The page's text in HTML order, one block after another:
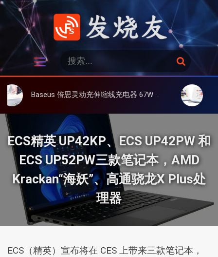
跳
发烧友
：
搜
索
Baseus 倍思灵动充伸缩线充电器 67W 3C，超耐用可伸缩线、氮化镓、3C多设备同时充 大上 Paperlike
ECS精英 UP42KP、ECS UP42PW 和
ECS UP52PW三款笔记本，AMD
Krackan“海妖”、高通骁龙X Plus处
理器
ECS（精英）宣布将在 CES 上带来三款笔记本，